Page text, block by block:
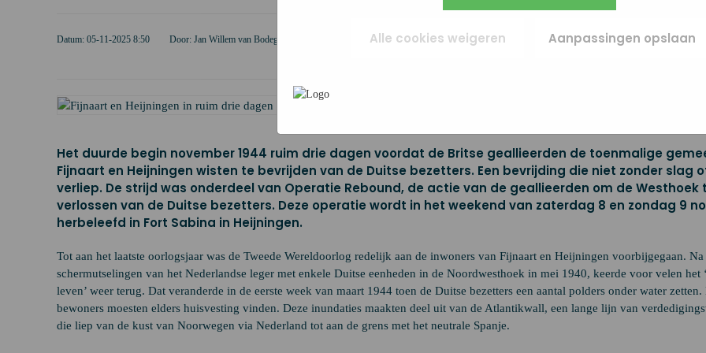
Datum: 05-11-2025 8:50 Door: Jan Willem van Bodegom
Het duurde begin november 1944 ruim drie dagen voordat de Britse geallieerden de toenmalige
Fijnaart en Heijningen wisten te bevrijden van de Duitse bezetters. Een bevrijding die niet zonder slag
verliep. De strijd was onderdeel van Operatie Rebound, de actie van de geallieerden om de Westhoek
verlossen van de Duitse bezetters. Deze operatie wordt in het weekend van zaterdag 8 en zondag 9
herbeleefd in Fort Sabina in Heijningen.
Tot aan het laatste oorlogsjaar was de Tweede Wereldoorlog redelijk aan de inwoners van Fijnaart en Heijningen voorbijgegaan. Na
schermutselingen van het Nederlandse leger met enkele Duitse eenheden in de Noordwesthoek in mei 1940, keerde voor velen het
leven’ weer terug. Dat veranderde in de eerste week van maart 1944 toen de Duitse bezetters een aantal polders onder water zetten.
bewoners moesten elders huisvesting vinden. Deze inundaties maakten deel uit van de Atlantikwall, een lange lijn van
die liep van de kust van Noorwegen via Nederland tot aan de grens met het neutrale Spanje.
unieke code van je browser of apparaat gebruikt. Als je deze cookies weigert, zie je nog
advertenties maar die zijn minder relevant voor jou.
Alle cookies weigeren Aanpassingen opslaan